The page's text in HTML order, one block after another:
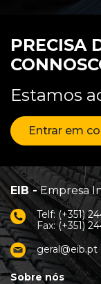
PRECISA
Estamos
Entrar em
EIB -Empresa
Telf: (+351)
Fax: (+351)
geral@eib.pt
Sobre nós